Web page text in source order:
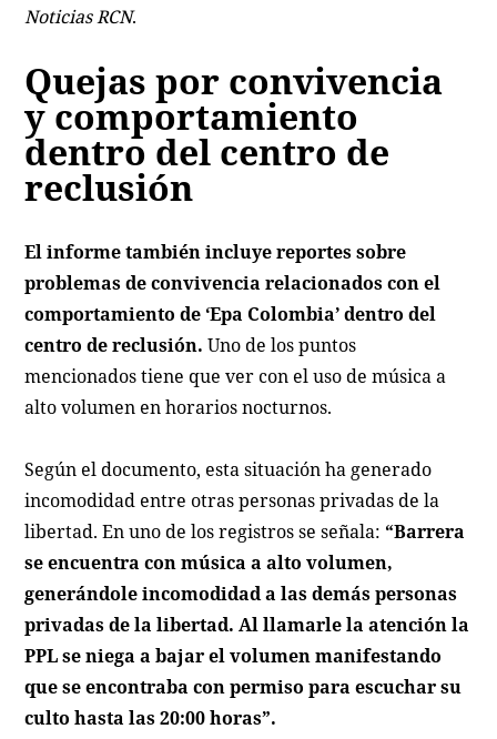
Noticias RCN.
Quejas por convivencia
y comportamiento
dentro del centro de
reclusión
El informe también incluye reportes sobre
problemas de convivencia relacionados con el
comportamiento de ‘Epa Colombia’ dentro del
centro de reclusión. Uno de los puntos
mencionados tiene que ver con el uso de música a
alto volumen en horarios nocturnos.
Según el documento, esta situación ha generado
incomodidad entre otras personas privadas de la
libertad. En uno de los registros se señala: “Barrera
se encuentra con música a alto volumen,
generándole incomodidad a las demás personas
privadas de la libertad. Al llamarle la atención la
PPL se niega a bajar el volumen manifestando
que se encontraba con permiso para escuchar su
culto hasta las 20:00 horas”.